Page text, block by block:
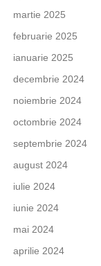
martie 2025
februarie 2025
ianuarie 2025
decembrie 2024
noiembrie 2024
octombrie 2024
septembrie 2024
august 2024
iulie 2024
iunie 2024
mai 2024
aprilie 2024